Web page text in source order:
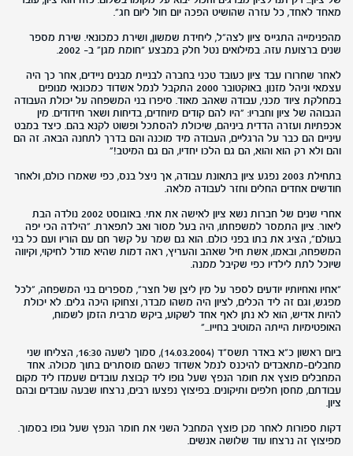
מאחד לאחד, כל עזרה שהושיט הפכה יום חול ליום חג".
מהפנימייה התגייס ציון לצה"ל, ליחידת שמשון, ושירת כמכונאי. שירת מספר
שנים ברצועת עזה. במילואים נטל חלק במבצע "חומת מגן" ב- 2002.
לאחר שחרורו עבד ציון כעובד טכני בחברה לבניית מבנים ניידים, אחר כך היה
עצמאי וניהל מזנון. באוקטובר 2000 התקבל לנמל אשדוד כמכונאי מנופים
במחלקת ציוד מכני, עבודה שאהב מאוד. סיפרו בני המשפחה על יכולת העבודה
הגבוהה של ציון וחבריו: "היו להם קודים מיוחדים, בדיחות ושאר חידודים. מין
אכפתיות ועזרה הדדית ביניהם, שיכולת להסתכל ופשוט לקנא בהם. כיצד במבט
עיניים הם כבר על הרגליים, העבודה מיד מוכנה והם בדרך לתחנה הבאה. זה הם
והם ולא רק הוא והוא, הם גם הלכו יחדיו, הם גם המיטב!"
בתחילת 2003 נפגע ציון בתאונת עבודה, אך ניצל בנס, כפי שאמרו כולם, ולאחר
חודשים אחדים החלים וחזר לעבודה מלאה.
אחרי שנים של חברות נשא ציון לאישה את אתי. באוגוסט 2002 נולדה הבת
ליאור. ציון התמסר למשפחתו, היה בעל מסור ואב לתפארת. "הילדה הכי יפה
בעולם", הציג את בתו בפני כולם. הוא גם שמר על קשר חם עם הוריו ועם כל בני
המשפחה, ובאמו, אשת חיל שאהב והעריץ, ראה דמות שהיא מודל לחיקוי, וקיווה
שיוכל לתת לילדיו כפי שקיבל ממנה.
"אחיו ואחיותיו יודעים לספר על מין ליצן של חצר", מספרים בני המשפחה, "לכל
מפגש, וגם זה ליד הכלים, לציון היה משהו מבדר, וצחוקו היכה גלים. לא יכולת
להיות אדיש, הוא לא נתן לאף אחד לשקוע, ביקש מרבית הזמן לשמוח,
האופטימיות הייתה המוטיב בחייו..."
ביום ראשון כ"א באדר תשס"ד (14.03.2004), סמוך לשעה 16:30, הצליחו שני
מחבלים-מתאבדים להיכנס לנמל אשדוד כשהם מוסתרים בתוך מכולה. אחד
המחבלים פוצץ את חומר הנפץ שעל גופו ליד קבוצת עובדים שעמדו ליד מקום
עבודתם, מחסן חלפים ותיקונים. בפיצוץ נפצעו רבים, נרצחו שבעה עובדים ובהם
ציון.
דקות ספורות לאחר מכן פוצץ המחבל השני את חומר הנפץ שעל גופו בסמוך.
מפיצוץ זה נרצחו עוד שלושה אנשים.